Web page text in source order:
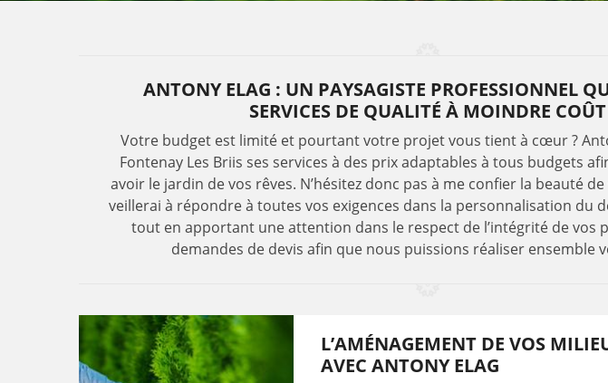
ANTONY ELAG : UN PAYSAGISTE PROFESSIONNEL
SERVICES DE QUALITÉ À MOINDRE COÛT
Votre budget est limité et pourtant votre projet vous tient à cœur ?
Fontenay Les Briis ses services à des prix adaptables à tous budgets
avoir le jardin de vos rêves. N’hésitez donc pas à me confier la beauté
veillerai à répondre à toutes vos exigences dans la personnalisation du
tout en apportant une attention dans le respect de l’intégrité de vos
demandes de devis afin que nous puissions réaliser ensemble
L’AMÉNAGEMENT DE VOS
AVEC ANTONY ELAG